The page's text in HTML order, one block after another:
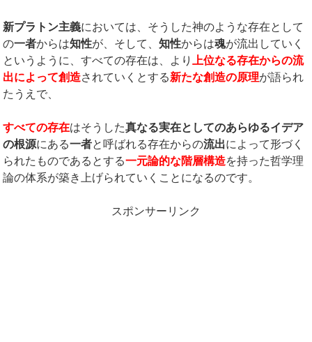
新プラトン主義においては、そうした神のような存在として
の一者からは知性が、そして、知性からは魂が流出していく
というように、すべての存在は、より
上位なる存在からの流
出によって創造されていくとする新たな創造の原理が語られ
たうえで、
すべての存在はそうした真なる実在としてのあらゆるイデア
の根源にある一者と呼ばれる存在からの流出によって形づく
られたものであるとする一元論的な階層構造を持った哲学理
論の体系が築き上げられていくことになるのです。
スポンサーリンク